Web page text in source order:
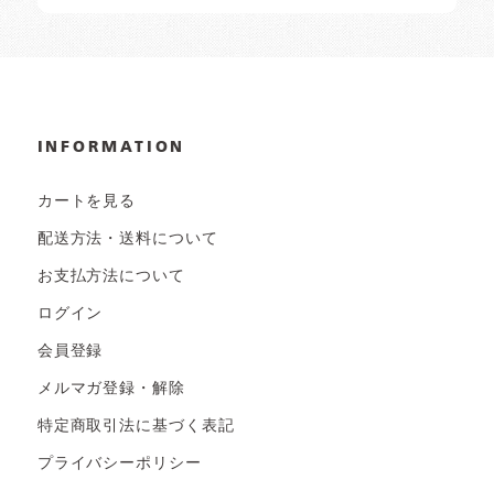
INFORMATION
カートを見る
配送方法・送料について
お支払方法について
ログイン
会員登録
メルマガ登録・解除
特定商取引法に基づく表記
プライバシーポリシー